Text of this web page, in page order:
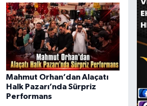
Mahmut Orhan’dan Alaçatı
Halk Pazarı’nda Sürpriz
Performans